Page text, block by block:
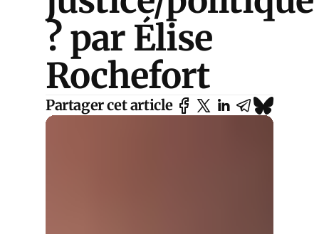
? par Élise
Rochefort
Partager cet article